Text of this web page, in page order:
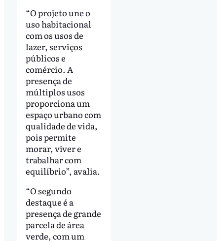
“O projeto une o
uso habitacional
com os usos de
lazer, serviços
públicos e
comércio. A
presença de
múltiplos usos
proporciona um
espaço urbano com
qualidade de vida,
pois permite
morar, viver e
trabalhar com
equilíbrio”, avalia.
“O segundo
destaque é a
presença de grande
parcela de área
verde, com um